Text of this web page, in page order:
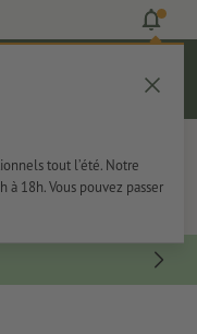
tout l’été. Notre
18h. Vous pouvez passer
Panier